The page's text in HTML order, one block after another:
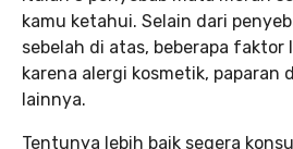
kamu ketahui. Selain dari
sebelah di atas, beberapa faktor
karena alergi kosmetik, paparan
lainnya.
Tentunya lebih baik segera